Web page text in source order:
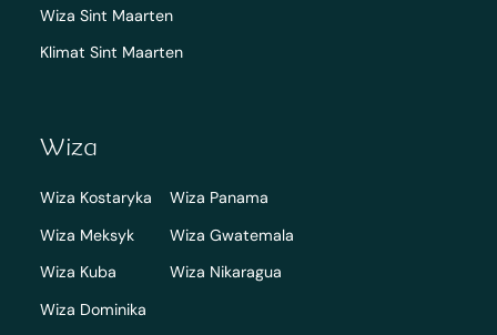
Wiza Sint Maarten
Klimat Sint Maarten
Wiza
Wiza Kostaryka
Wiza Meksyk
Wiza Kuba
Wiza Dominika
Wiza Panama
Wiza Gwatemala
Wiza Nikaragua